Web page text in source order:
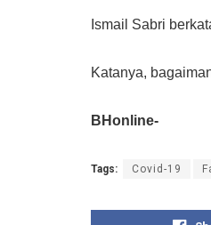
Ismail Sabri
Katanya,
BHonline-
Tags: Covid-19